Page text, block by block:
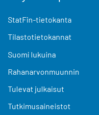
StatFin-tietokanta
Tilastotietokannat
Suomi lukuina
Rahanarvonmuunnin
Tulevat julkaisut
Tutkimusaineistot